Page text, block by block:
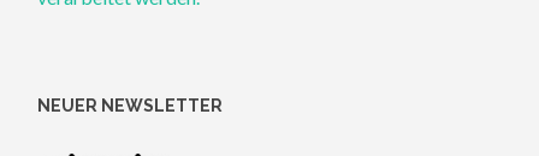
NEUER NEWSLETTER